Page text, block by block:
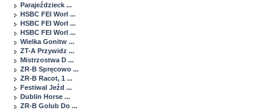
Parajeździeck ...
HSBC FEI Worl ...
HSBC FEI Worl ...
HSBC FEI Worl ...
Wielka Gonitw ...
ZT-A Przywidz ...
Mistrzostwa D ...
ZR-B Spręcowo ...
ZR-B Racot, 1 ...
Festiwal Jeźd ...
Dublin Horse ...
ZR-B Golub Do ...